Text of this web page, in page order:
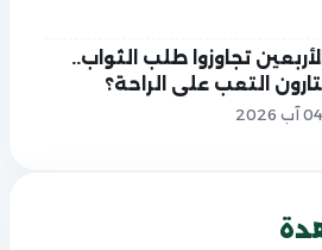
تجاوزوا طلب الثواب..
التعب على الراحة؟